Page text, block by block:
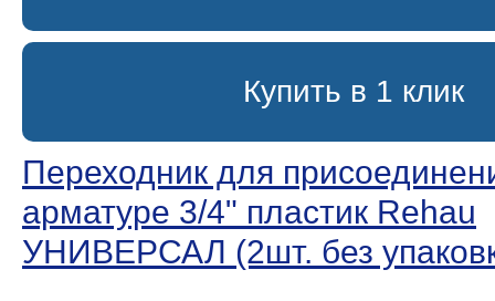
Купить в 1 клик
Переходник для
арматуре 3/4ʺ пластик Rehau
УНИВЕРСАЛ (2шт. без